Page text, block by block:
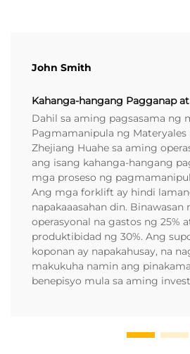
John Smith
Kahanga-hangang Pagganap
Dahil sa aming pagsasama ng
Pagmamanipula ng
Zhejiang Huahe sa aming
ang isang kahanga-hangang
mga proseso ng
Ang mga forklift ay hindi
napakaaasahan din.
operasyonal na gastos ng 25%
produktibidad ng 30%. Ang
koponan ay napakahusay, na
makukuha namin ang
benepisyo mula sa aming